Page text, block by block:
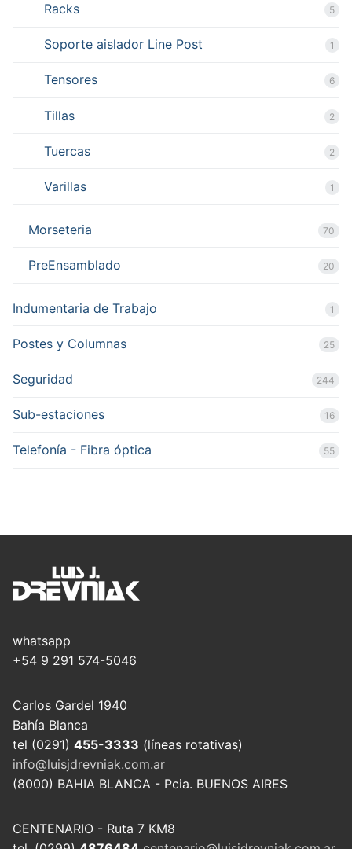
Racks 5
Soporte aislador Line Post 1
Tensores 6
Tillas 2
Tuercas 2
Varillas 1
Morseteria 70
PreEnsamblado 20
Indumentaria de Trabajo 1
Postes y Columnas 25
Seguridad 244
Sub-estaciones 16
Telefonía - Fibra óptica 55
whatsapp
+54 9 291 574-5046
Carlos Gardel 1940
Bahía Blanca
tel (0291) 455-3333 (líneas rotativas)
info@luisjdrevniak.com.ar
(8000) BAHIA BLANCA - Pcia. BUENOS AIRES
CENTENARIO - Ruta 7 KM8